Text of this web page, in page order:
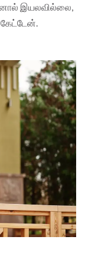
இயலவில்லை,